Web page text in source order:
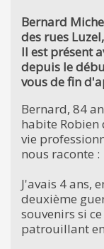
Bernard
des rues
Il est présent
depuis le
vous de fin
Bernard, 84
habite
vie
nous raconte :
J'avais 4 ans,
deuxième
souvenirs si
patrouillant